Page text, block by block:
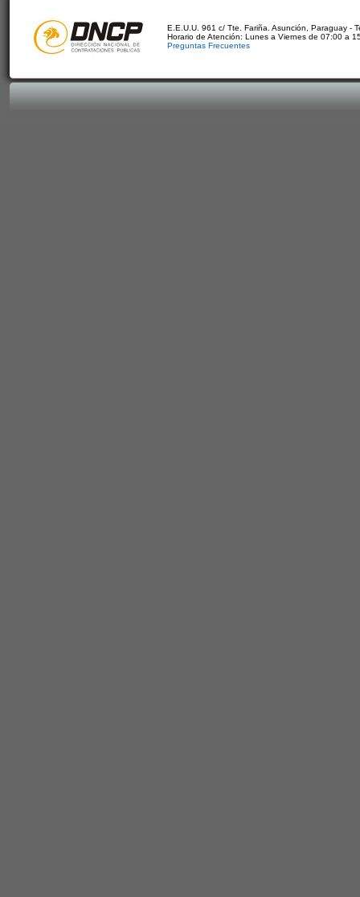
E.E.U.U. 961 c/ Tte. Fariña. Asunción, Paraguay -
Horario de Atención: Lunes a Viernes de 07:00 a
Preguntas Frecuentes